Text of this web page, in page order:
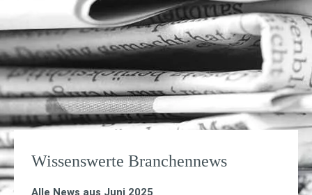
Wissenswerte Branchennews
Alle News aus Juni 2025